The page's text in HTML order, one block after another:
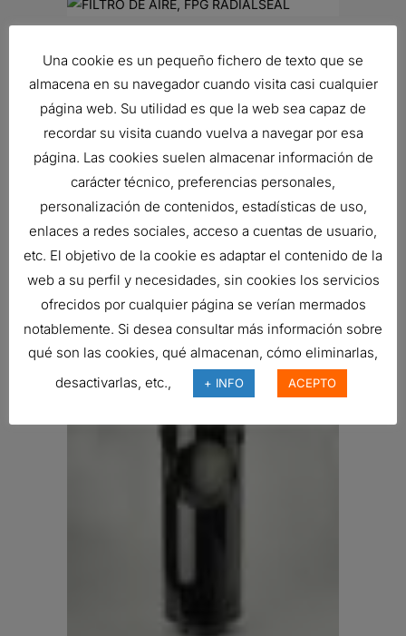
98,92 €
Ref: G090220
FILTRO DE AIRE, PRIMARIO
DURALITE
62,85€
Ref: C085002
FILTRO DE AIRE, DESECHABLE
170,19€
Ref:P537447
Una cookie es un pequeño fichero de texto que se
almacena en su navegador cuando visita casi cualquier
página web. Su utilidad es que la web sea capaz de
recordar su visita cuando vuelva a navegar por esa
página. Las cookies suelen almacenar información de
carácter técnico, preferencias personales,
personalización de contenidos, estadísticas de uso,
enlaces a redes sociales, acceso a cuentas de usuario,
etc. El objetivo de la cookie es adaptar el contenido de la
web a su perfil y necesidades, sin cookies los servicios
ofrecidos por cualquier página se verían mermados
notablemente. Si desea consultar más información sobre
qué son las cookies, qué almacenan, cómo eliminarlas,
desactivarlas, etc.,
+ INFO ACEPTO